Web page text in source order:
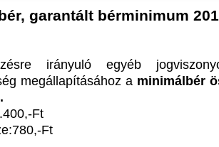
garantált bérminimum
irányuló egyéb
megállapításához a minimálbér
Ft
Ft